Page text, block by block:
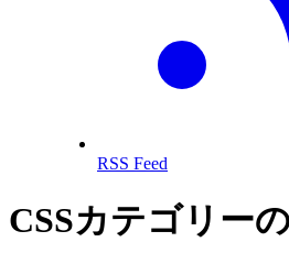
RSS Feed
CSSカテゴリー